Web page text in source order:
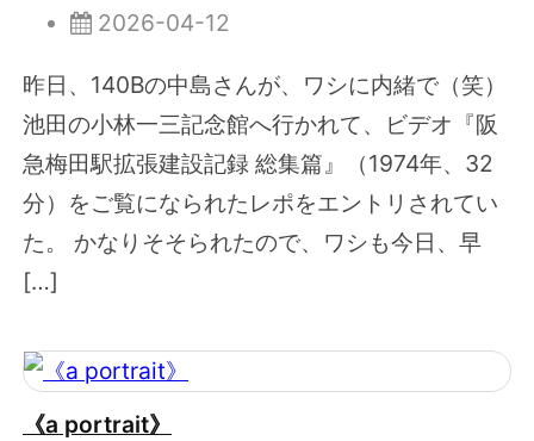
2026-04-12
昨日、140Bの中島さんが、ワシに内緒で（笑）
池田の小林一三記念館へ行かれて、ビデオ『阪
急梅田駅拡張建設記録 総集篇』（1974年、32
分）をご覧になられたレポをエントリされてい
た。 かなりそそられたので、ワシも今日、早
[…]
《a portrait》